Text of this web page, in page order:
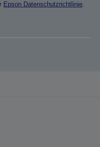
Epson Datenschutzrichtlinie.